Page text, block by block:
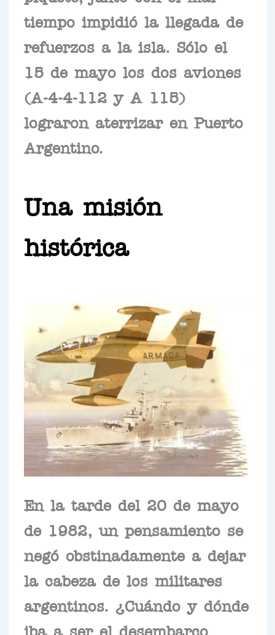
tiempo impidió la llegada de
refuerzos a la isla. Sólo el
15 de mayo los dos aviones
(A-4-4-112 y A 115)
lograron aterrizar en Puerto
Argentino.
Una misión
histórica
En la tarde del 20 de mayo
de 1982, un pensamiento se
negó obstinadamente a dejar
la cabeza de los militares
argentinos. ¿Cuándo y dónde
iba a ser el desembarco